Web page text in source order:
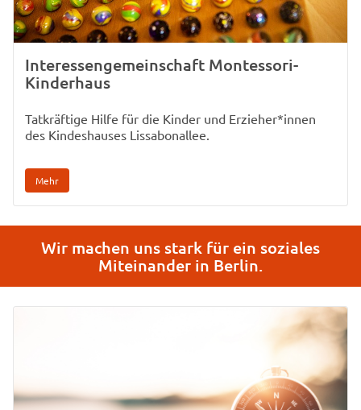
Interessengemeinschaft Montessori-
Kinderhaus
Tatkräftige Hilfe für die Kinder und Erzieher*innen
des Kindeshauses Lissabonallee.
Mehr
Wir machen uns stark für ein soziales
Miteinander in Berlin.